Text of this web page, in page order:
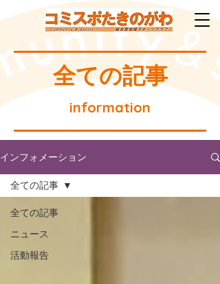
​全ての記事
information
インフォメーション
全ての記事
ニュース
活動報告
全ての記事